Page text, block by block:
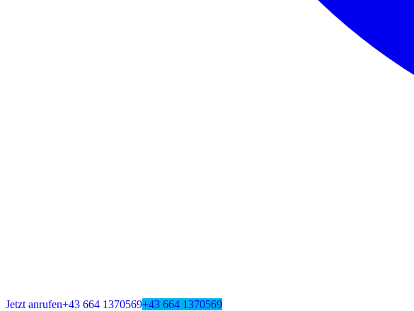
Jetzt anrufen+43 664 1370569+43 664 1370569